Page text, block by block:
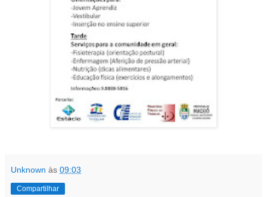
Unknown às 09:03
Compartilhar